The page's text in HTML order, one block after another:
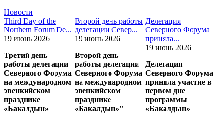
Новости
Third Day of the
Northern Forum De...
19 июнь 2026
Третий день
работы делегации
Северного Форума
на международном
эвенкийском
празднике
«Бакалдын»
Второй день работы
делегации Север...
19 июнь 2026
Второй день
работы делегации
Северного Форума
на международном
эвенкийском
празднике
«Бакалдын»"
Делегация
Северного Форума
приняла...
19 июнь 2026
Делегация
Северного Форума
приняла участие в
первом дне
программы
«Бакалдын»